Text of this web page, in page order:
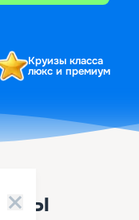
Круизы класса
люкс и премиум